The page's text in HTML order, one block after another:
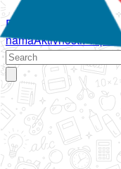
Početna
namaAktivnostiPropisi